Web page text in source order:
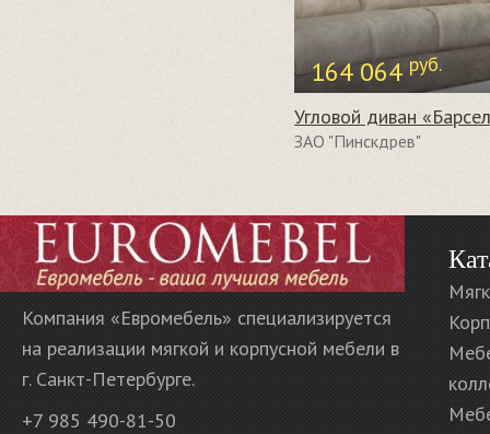
164 064 руб.
ЗАО "Пинскдрев"
Компания «Евромебель» специализируется
на реализации мягкой и корпусной мебели в
г. Санкт-Петербурге.
+7 985 490-81-50